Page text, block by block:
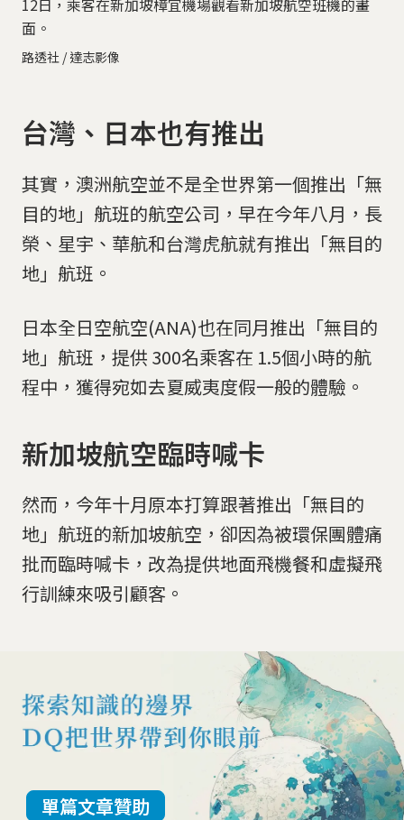
12日，乘客在新加坡樟宜機場觀看新加坡航空班機的畫
面。
路透社 / 達志影像
台灣、日本也有推出
其實，澳洲航空並不是全世界第一個推出「無
目的地」航班的航空公司，早在今年八月，長
榮、星宇、華航和台灣虎航就有推出「無目的
地」航班。
日本全日空航空(ANA)也在同月推出「無目的
地」航班，提供 300名乘客在 1.5個小時的航
程中，獲得宛如去夏威夷度假一般的體驗。
新加坡航空臨時喊卡
然而，今年十月原本打算跟著推出「無目的
地」航班的新加坡航空，卻因為被環保團體痛
批而臨時喊卡，改為提供地面飛機餐和虛擬飛
行訓練來吸引顧客。
單篇文章贊助